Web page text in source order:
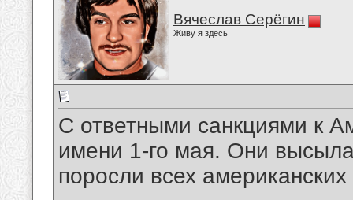
Вячеслав Серёгин
Живу я здесь
С ответными санкциями к
имени 1-го мая. Они
поросли всех